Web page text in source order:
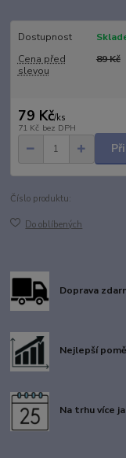
Dostupnost
Cena před
slevou
89 Kč
79 Kč/ks
71 Kč bez DPH
Číslo produktu:
Do oblíbených
Doprava
Nejlepší
Na trhu více